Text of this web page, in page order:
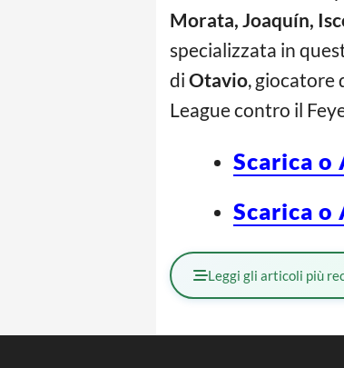
Morata, Joaquín,
specializzata in
di Otavio, giocatore
League contro il
Scarica o
Scarica o
Leggi gli articoli più